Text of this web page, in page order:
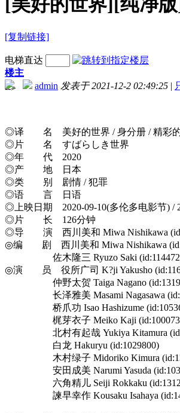
[美好的世界][纯净
[复制链接]
电梯直达
楼主
admin 发表于 2021-12-2 02:49:25 |
-->
◎译 名 美好的世界 / 身分册 / 精彩的世
◎片 名 すばらしき世界
◎年 代 2020
◎产 地 日本
◎类 别 剧情 / 犯罪
◎语 言 日语
◎上映日期 2020-09-10(多伦多电影节) /
◎片 长 126分钟
◎导 演 西川美和 Miwa Nishikawa
◎编 剧 西川美和 Miwa Nishikawa
佐木隆三 Ryuzo Saki
◎演 员 役所广司 K?ji Yakusho
仲野太贺 Taiga Nagano
长泽雅美 Masami Nagasawa
桥爪功 Isao Hashizume
梶芽衣子 Meiko Kaji
北村有起哉 Yukiya Kitamura
白龙 Hakuryu (id:1029800)
木村绿子 Midoriko Kimura
安田成美 Narumi Yasuda
六角精儿 Seiji Rokkaku
諫早幸作 Kousaku Isahaya